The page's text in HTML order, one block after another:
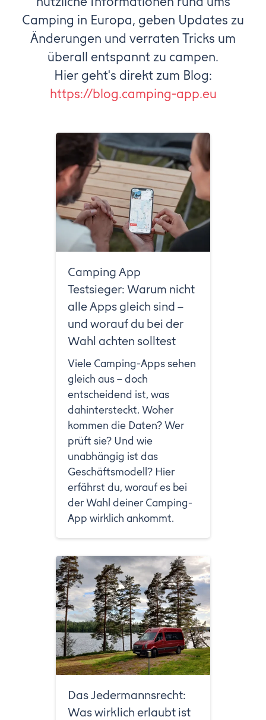
Camping in Europa, geben Updates zu
Änderungen und verraten Tricks um
überall entspannt zu campen.
Hier geht's direkt zum Blog:
https://blog.camping-app.eu
Camping App
Testsieger: Warum nicht
alle Apps gleich sind –
und worauf du bei der
Wahl achten solltest
Viele Camping-Apps sehen
gleich aus – doch
entscheidend ist, was
dahintersteckt. Woher
kommen die Daten? Wer
prüft sie? Und wie
unabhängig ist das
Geschäftsmodell? Hier
erfährst du, worauf es bei
der Wahl deiner Camping-
App wirklich ankommt.
Das Jedermannsrecht:
Was wirklich erlaubt ist